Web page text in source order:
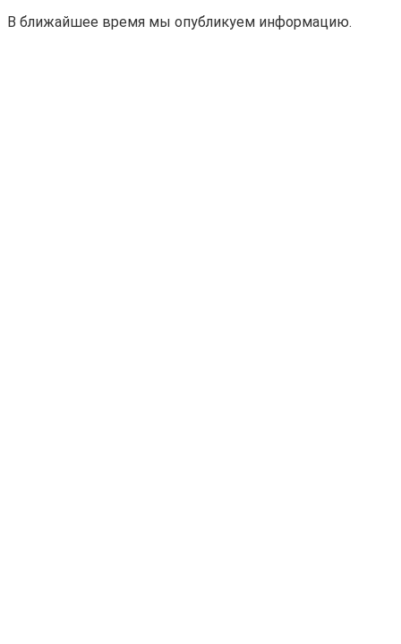
В ближайшее время мы опубликуем информацию.